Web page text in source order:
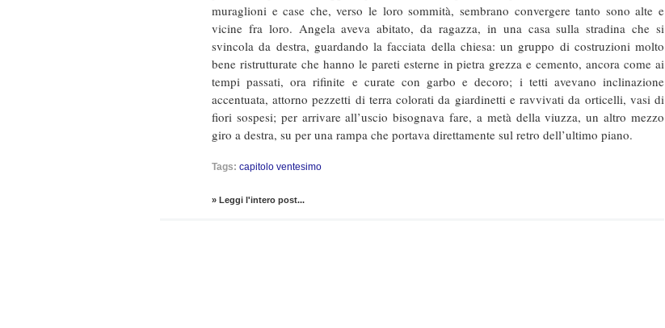
muraglioni e case che, verso le loro sommità, sembrano convergere tanto sono alte e
vicine fra loro. Angela aveva abitato, da ragazza, in una casa sulla stradina che si
svincola da destra, guardando la facciata della chiesa: un gruppo di costruzioni molto
bene ristrutturate che hanno le pareti esterne in pietra grezza e cemento, ancora come ai
tempi passati, ora rifinite e curate con garbo e decoro; i tetti avevano inclinazione
accentuata, attorno pezzetti di terra colorati da giardinetti e ravvivati da orticelli, vasi di
fiori sospesi; per arrivare all’uscio bisognava fare, a metà della viuzza, un altro mezzo
giro a destra, su per una rampa che portava direttamente sul retro dell’ultimo piano.
Tags: capitolo ventesimo
» Leggi l'intero post...